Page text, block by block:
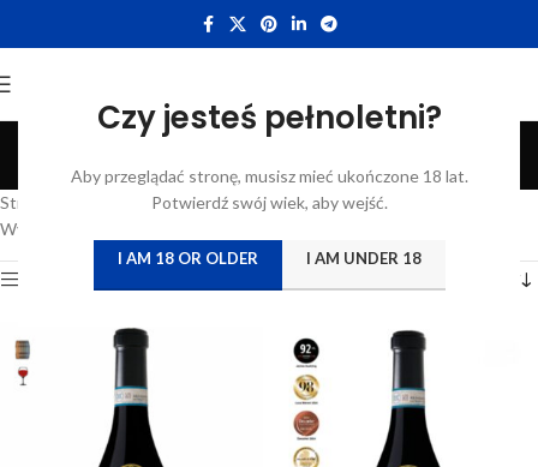
Czy jesteś pełnoletni?
Aby przeglądać stronę, musisz mieć ukończone 18 lat.
Potwierdź swój wiek, aby wejść.
I AM 18 OR OLDER I AM UNDER 18
Tenuta Tre Gemme
Categories
Strona główna
Atrybut produktu: Producent/Tenuta Tre Gemme
Wyświetlanie wszystkich wyników: 8